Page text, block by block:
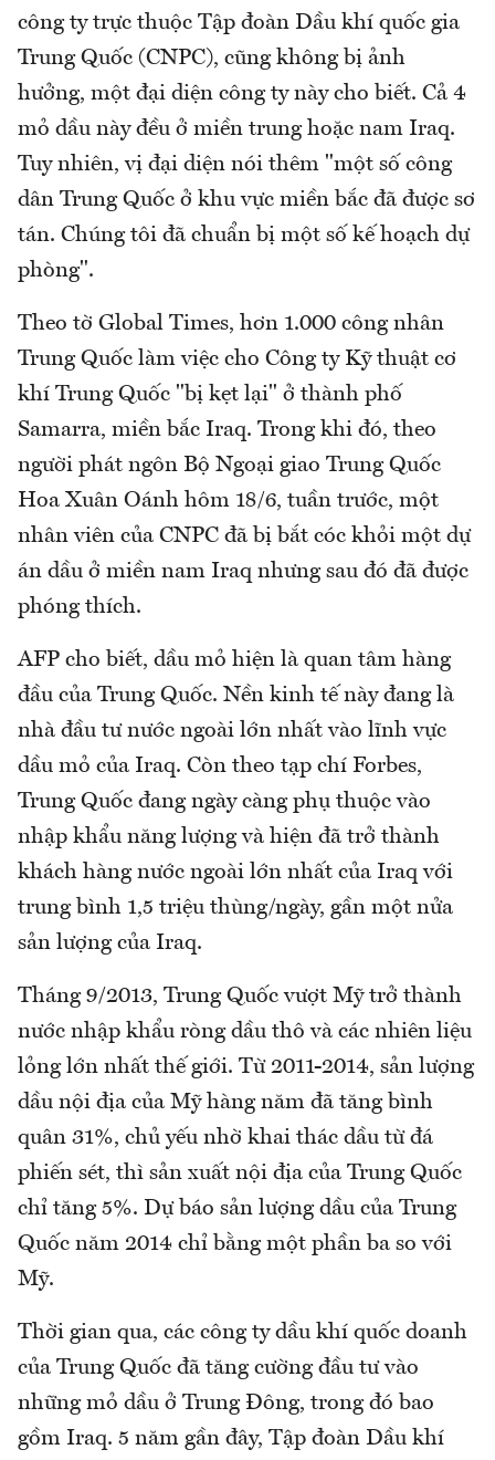
công ty trực thuộc Tập đoàn Dầu khí quốc gia
Trung Quốc (CNPC), cũng không bị ảnh
hưởng, một đại diện công ty này cho biết. Cả 4
mỏ dầu này đều ở miền trung hoặc nam Iraq.
Tuy nhiên, vị đại diện nói thêm "một số công
dân Trung Quốc ở khu vực miền bắc đã được sơ
tán. Chúng tôi đã chuẩn bị một số kế hoạch dự
phòng".
Theo tờ Global Times, hơn 1.000 công nhân
Trung Quốc làm việc cho Công ty Kỹ thuật cơ
khí Trung Quốc "bị kẹt lại" ở thành phố
Samarra, miền bắc Iraq. Trong khi đó, theo
người phát ngôn Bộ Ngoại giao Trung Quốc
Hoa Xuân Oánh hôm 18/6, tuần trước, một
nhân viên của CNPC đã bị bắt cóc khỏi một dự
án dầu ở miền nam Iraq nhưng sau đó đã được
phóng thích.
AFP cho biết, dầu mỏ hiện là quan tâm hàng
đầu của Trung Quốc. Nền kinh tế này đang là
nhà đầu tư nước ngoài lớn nhất vào lĩnh vực
dầu mỏ của Iraq. Còn theo tạp chí Forbes,
Trung Quốc đang ngày càng phụ thuộc vào
nhập khẩu năng lượng và hiện đã trở thành
khách hàng nước ngoài lớn nhất của Iraq với
trung bình 1,5 triệu thùng/ngày, gần một nửa
sản lượng của Iraq.
Tháng 9/2013, Trung Quốc vượt Mỹ trở thành
nước nhập khẩu ròng dầu thô và các nhiên liệu
lỏng lớn nhất thế giới. Từ 2011-2014, sản lượng
dầu nội địa của Mỹ hàng năm đã tăng bình
quân 31%, chủ yếu nhờ khai thác dầu từ đá
phiến sét, thì sản xuất nội địa của Trung Quốc
chỉ tăng 5%. Dự báo sản lượng dầu của Trung
Quốc năm 2014 chỉ bằng một phần ba so với
Mỹ.
Thời gian qua, các công ty dầu khí quốc doanh
của Trung Quốc đã tăng cường đầu tư vào
những mỏ dầu ở Trung Đông, trong đó bao
gồm Iraq. 5 năm gần đây, Tập đoàn Dầu khí